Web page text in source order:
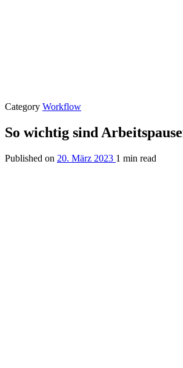
Category Workflow
So wichtig sind
Published on 20. März 2023 1 min read